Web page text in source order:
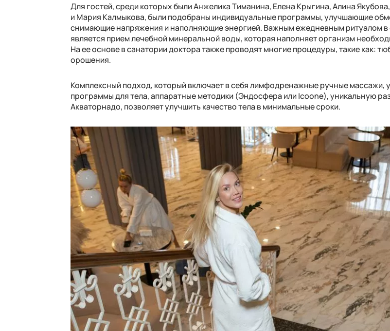
Для гостей, среди которых были Анжелика Тиманина, Елена Крыгина, Алина
и Мария Калмыкова, были подобраны индивидуальные программы, улучшающие
снимающие напряжения и наполняющие энергией. Важным ежедневным ритуалом в
является прием лечебной минеральной воды, которая наполняет организм
На ее основе в санатории доктора также проводят многие процедуры, такие как:
орошения.
Комплексный подход, который включает в себя лимфодренажные ручные массажи,
программы для тела, аппаратные методики (Эндосфера или Icoone), уникальную
Акваторнадо, позволяет улучшить качество тела в минимальные сроки.